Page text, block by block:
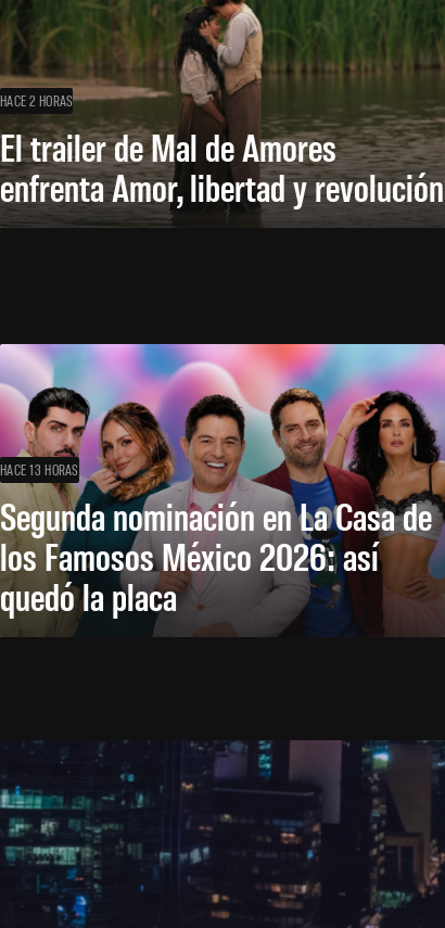
HACE 2 HORAS
El trailer de Mal de Amores
enfrenta Amor, libertad y revolución
HACE 13 HORAS
Segunda nominación en La Casa de
los Famosos México 2026: así
quedó la placa